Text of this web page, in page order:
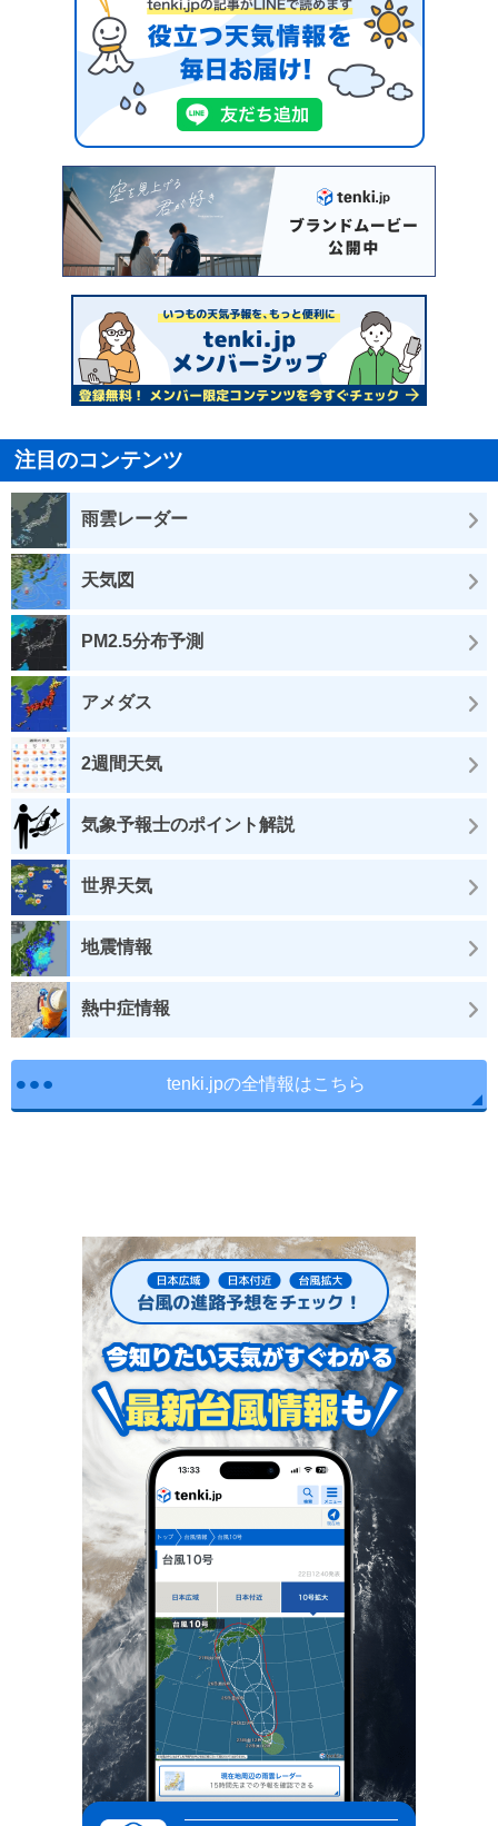
注目のコンテンツ
雨雲レーダー
天気図
PM2.5分布予測
アメダス
2週間天気
気象予報士のポイント解説
世界天気
地震情報
熱中症情報
tenki.jpの全情報はこちら